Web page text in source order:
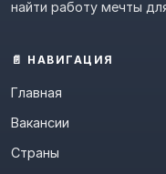
найти работу мечты
📄 НАВИГАЦИЯ
Главная
Вакансии
Страны